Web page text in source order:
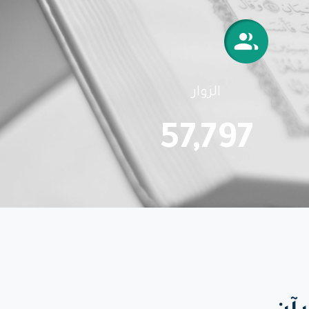
الزوار
57,797